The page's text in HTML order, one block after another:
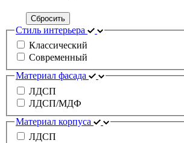
Сбросить
Стиль интерьера
Классический
Современный
Материал фасада
ЛДСП
ЛДСП/МДФ
Материал корпуса
ЛДСП